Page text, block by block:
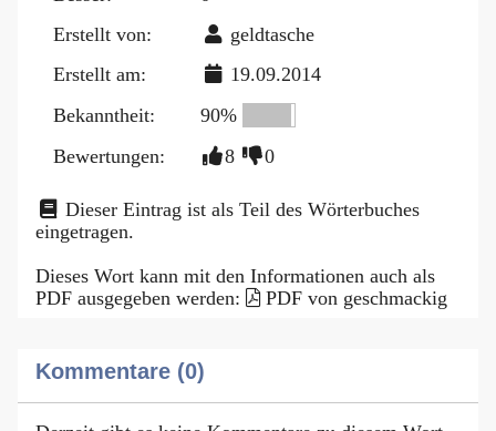
Erstellt von:
geldtasche
Erstellt am:
19.09.2014
Bekanntheit:
90%
Bewertungen:
8 0
Dieser Eintrag ist als Teil des Wörterbuches
eingetragen.
Dieses Wort kann mit den Informationen auch als
PDF ausgegeben werden:
PDF von geschmackig
Kommentare (0)